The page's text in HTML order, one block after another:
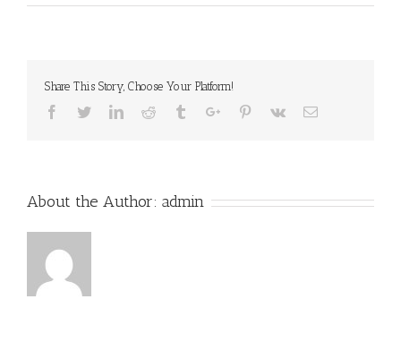
asansoru
Share This Story, Choose Your Platform!
Facebook
TwitterLinkedinReddit TumblrGoogle+Pinterest
Vk Email
About the Author: admin